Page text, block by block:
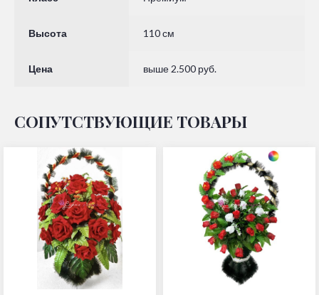
Высота 110 см
Цена выше 2.500 руб.
СОПУТСТВУЮЩИЕ ТОВАРЫ